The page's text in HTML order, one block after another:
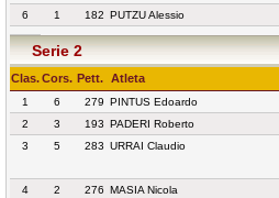
6
1 182 PUTZU Alessio
Serie 2
Clas.Cors. Pett. Atleta
1 6 279 PINTUS Edoardo
2
3 193 PADERI Roberto
3
5 283 URRAI Claudio
4
2 276 MASIA Nicola